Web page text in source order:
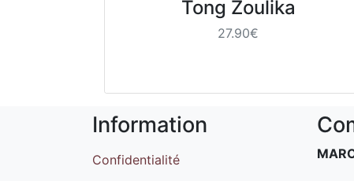
Tong Zoulika
27.90€
Information
Confidentialité